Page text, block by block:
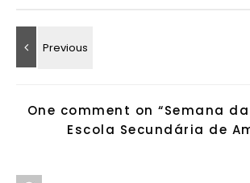
One comment on “Semana
Escola Secundária de